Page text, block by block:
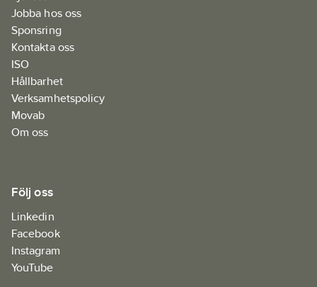
Jobba hos oss
Sponsring
Kontakta oss
ISO
Hållbarhet
Verksamhetspolicy
Movab
Om oss
Följ oss
Linkedin
Facebook
Instagram
YouTube